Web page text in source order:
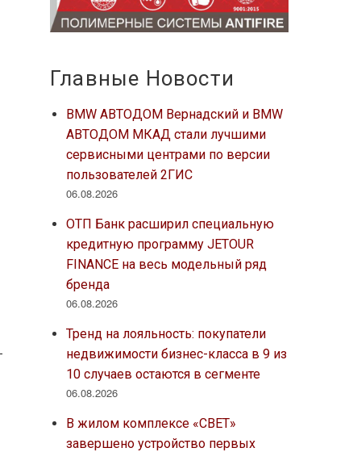
Главные Новости
BMW АВТОДОМ Вернадский и BMW
АВТОДОМ МКАД стали лучшими
сервисными центрами по версии
пользователей 2ГИС
06.08.2026
ОТП Банк расширил специальную
кредитную программу JETOUR
FINANCE на весь модельный ряд
бренда
06.08.2026
Тренд на лояльность: покупатели
недвижимости бизнес-класса в 9 из
10 случаев остаются в сегменте
06.08.2026
В жилом комплексе «СВЕТ»
завершено устройство первых